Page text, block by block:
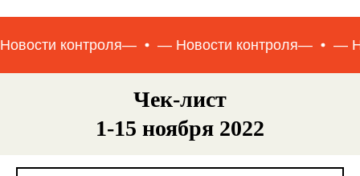
— Новости контроля— — Новости
Чек-лист
1-15 ноября 2022